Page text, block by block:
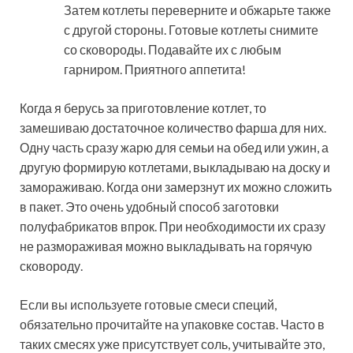
Затем котлеты переверните и обжарьте также
с другой стороны. Готовые котлеты снимите
со сковороды. Подавайте их с любым
гарниром. Приятного аппетита!
Когда я берусь за приготовление котлет, то
замешиваю достаточное количество фарша для них.
Одну часть сразу жарю для семьи на обед или ужин, а
другую формирую котлетами, выкладываю на доску и
замораживаю. Когда они замерзнут их можно сложить
в пакет. Это очень удобный способ заготовки
полуфабрикатов впрок. При необходимости их сразу
не размораживая можно выкладывать на горячую
сковороду.
Если вы используете готовые смеси специй,
обязательно прочитайте на упаковке состав. Часто в
таких смесях уже присутствует соль, учитывайте это,